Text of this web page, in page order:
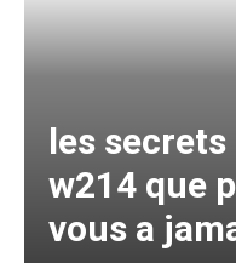
les
w214 que
vous a